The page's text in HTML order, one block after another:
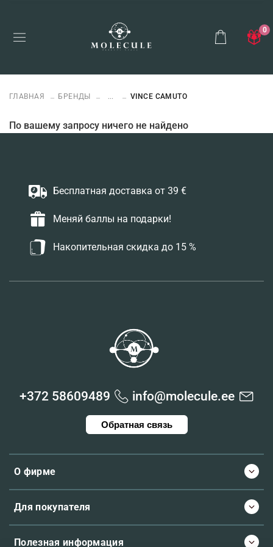
0
ГЛАВНАЯ БРЕНДЫ ... VINCE CAMUTO
По вашему запросу ничего не найдено
Бесплатная доставка от 39 €
Меняй баллы на подарки!
Накопительная скидка до 15 %
О фирме
Для покупателя
Полезная информация
+372 58609489 info@molecule.ee
Обратная связь